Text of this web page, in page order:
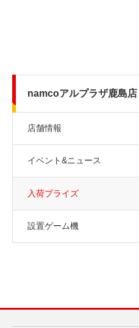
namcoアルプラザ鹿島店
店舗情報
イベント&ニュース
入荷プライズ
設置ゲーム機